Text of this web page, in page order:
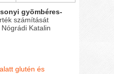
gyömbéres-
számítását
Katalin
glutén és